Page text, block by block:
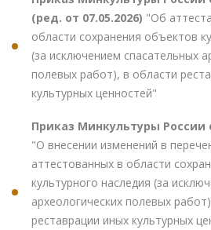
(ред. от 07.05.2026) "Об
области сохранения объектов
(за исключением спасательных
полевых работ), в области
культурных ценностей"
Приказ Минкультуры России
"О внесении изменений в
аттестованных в области
культурного наследия (за
археологических полевых
реставрации иных культурных